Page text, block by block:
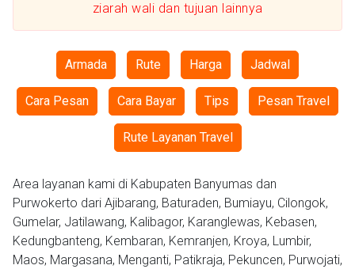
ziarah wali dan tujuan lainnya
Armada Rute Harga Jadwal
Cara Pesan Cara Bayar Tips Pesan Travel
Rute Layanan Travel
Area layanan kami di Kabupaten Banyumas dan
Purwokerto dari Ajibarang, Baturaden, Bumiayu, Cilongok,
Gumelar, Jatilawang, Kalibagor, Karanglewas, Kebasen,
Kedungbanteng, Kembaran, Kemranjen, Kroya, Lumbir,
Maos, Margasana, Menganti, Patikraja, Pekuncen, Purwojati,